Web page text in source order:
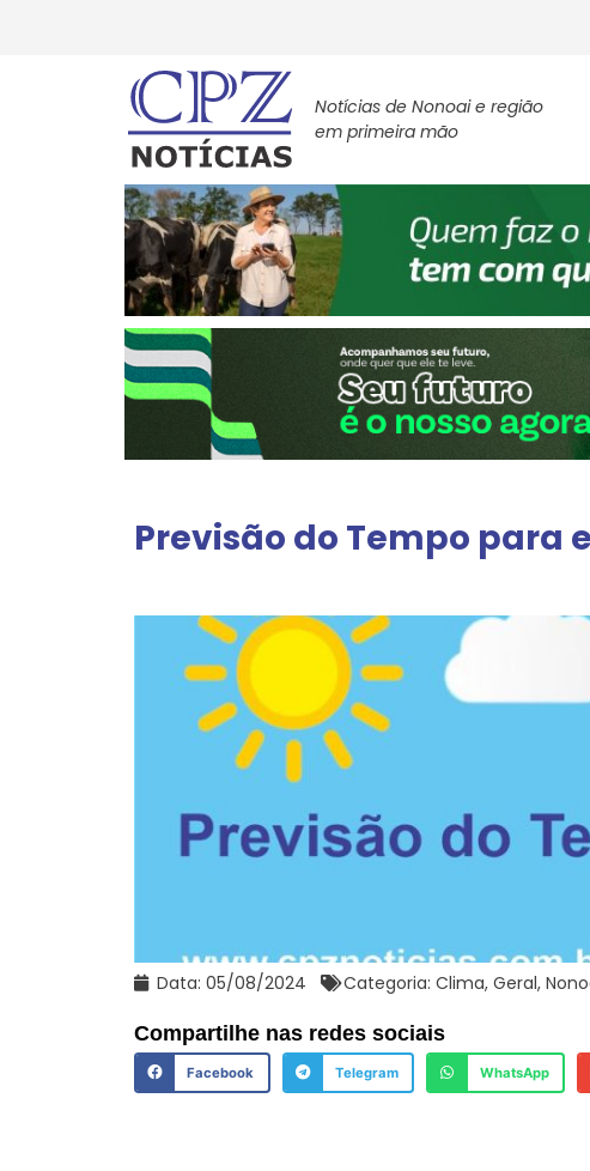
Notícias de Nonoai e região
em primeira mão
Previsão do Tempo para
Data: 05/08/2024 Categoria: Clima, Geral,
Compartilhe nas redes sociais
Facebook Telegram WhatsApp